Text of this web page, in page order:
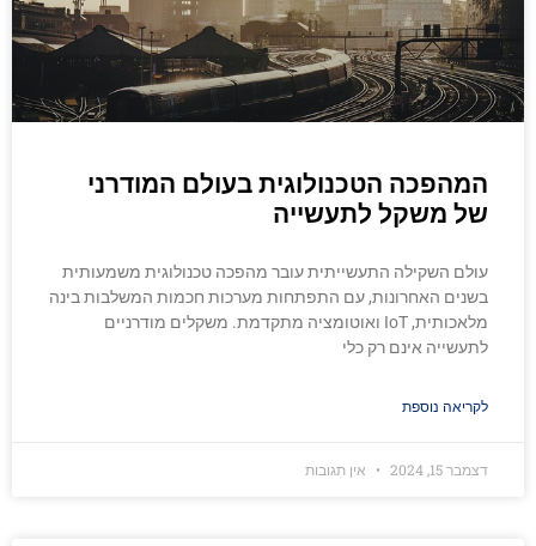
המהפכה הטכנולוגית בעולם המודרני
של משקל לתעשייה
עולם השקילה התעשייתית עובר מהפכה טכנולוגית משמעותית
בשנים האחרונות, עם התפתחות מערכות חכמות המשלבות בינה
מלאכותית, IoT ואוטומציה מתקדמת. משקלים מודרניים
לתעשייה אינם רק כלי
לקריאה נוספת
דצמבר 15, 2024 אין תגובות